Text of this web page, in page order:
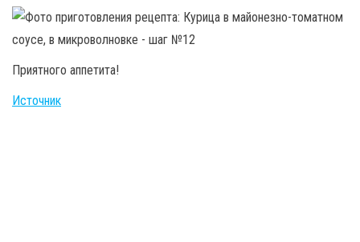
Приятного аппетита!
Источник